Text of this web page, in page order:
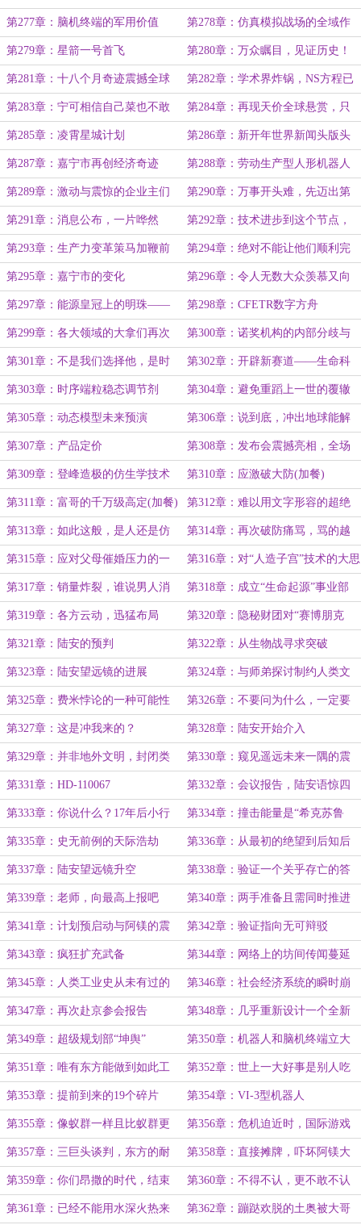
第277章：脑机终端的军用价值 第278章：仿真模拟战场的全域作
战演练
第279章：星箭一号首飞 第280章：万众瞩目，见证历史！
第281章：十八个月奇迹震撼全球
航天界
第282章：学术界炸锅，NS方程已
经解决了？
第283章：宁可相信自己菜也不敢
质疑是论文的问题
第284章：再现天价全球悬赏，只
求能看懂陆安的论文
第285章：凌霄星城计划 第286章：新开年世界新闻头版头
条第一弹
第287章：嘉宁市再创经济奇迹 第288章：劳动生产型人形机器人
第289章：激动与震惊的企业主们 第290章：万事开头难，先迈出第
一步
第291章：消息公布，一片哗然 第292章：技术进步到这个节点，
潮流大势不可挡
第293章：生产力变革策马加鞭前
进
第294章：绝对不能让他们顺利完
成战略转型
第295章：嘉宁市的变化 第296章：令人无数大众羡慕又向
往
第297章：能源皇冠上的明珠——
可控核聚变
第298章：CFETR数字方舟
第299章：各大领域的大拿们再次
疯狂催促
第300章：诺奖机构的内部分歧与
纠结
第301章：不是我们选择他，是时
代选择了他
第302章：开辟新赛道——生命科
学领域
第303章：时序端粒稳态调节剂 第304章：避免重蹈上一世的覆辙
第305章：动态模型未来预演 第306章：说到底，冲出地球能解
决80%以上的问题
第307章：产品定价 第308章：发布会震撼亮相，全场
炸裂！
第309章：登峰造极的仿生学技术 第310章：应激破大防(加餐)
第311章：富哥的千万级高定(加餐) 第312章：难以用文字形容的超绝
情绪价值！
第313章：如此这般，是人还是仿
生人已经不重要了！(加餐)
第314章：再次破防痛骂，骂的越
狠销量越猛
第315章：应对父母催婚压力的一
个善意“谎言”
第316章：对“人造子宫”技术的大思
辨
第317章：销量炸裂，谁说男人消
费力不如狗？(加餐)
第318章：成立“生命起源”事业部
第319章：各方云动，迅猛布局 第320章：隐秘财团对“赛博朋克
化”的渴望
第321章：陆安的预判 第322章：从生物战寻求突破
第323章：陆安望远镜的进展 第324章：与师弟探讨制约人类文
明迈入星际时代的阻碍
第325章：费米悖论的一种可能性
的解释
第326章：不要问为什么，一定要
飞出去
第327章：这是冲我来的？ 第328章：陆安开始介入
第329章：并非地外文明，封闭类
时曲线
第330章：窥见遥远未来一隅的震
撼
第331章：HD-110067 第332章：会议报告，陆安语惊四
座
第333章：你说什么？17年后小行
星撞地球？
第334章：撞击能量是“希克苏鲁
伯”陨石的百倍！
第335章：史无前例的天际浩劫 第336章：从最初的绝望到后知后
觉后的振奋
第337章：陆安望远镜升空 第338章：验证一个关乎存亡的答
案
第339章：老师，向最高上报吧 第340章：两手准备且需同时推进
第341章：计划预启动与阿镁的震
惊
第342章：验证指向无可辩驳
第343章：疯狂扩充武备 第344章：网络上的坊间传闻蔓延
第345章：人类工业史从未有过的
疯狂生产力冲刺
第346章：社会经济系统的瞬时崩
溃风险与解决方案
第347章：再次赴京参会报告 第348章：几乎重新设计一个全新
的社会操作系统
第349章：超级规划部“坤舆” 第350章：机器人和脑机终端立大
功
第351章：唯有东方能做到如此工
业能力和统筹调度
第352章：世上一大好事是别人吃
亏你长经验教训
第353章：提前到来的19个碎片 第354章：VI-3型机器人
第355章：像蚁群一样且比蚁群更
高效
第356章：危机迫近时，国际游戏
规则会变得很直接
第357章：三巨头谈判，东方的耐
心消磨殆尽
第358章：直接摊牌，吓坏阿镁大
鹅
第359章：你们昂撒的时代，结束
了
第360章：不得不认，更不敢不认
第361章：已经不能用水深火热来 第362章：蹦跶欢脱的土奥被大哥